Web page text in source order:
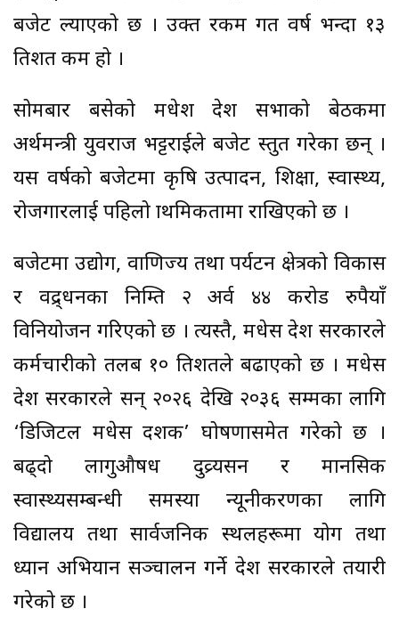
बजेट ल्याएको छ । उक्त रकम गत वर्ष भन्दा १३
प्रतिशत कम हो ।
सोमबार बसेको मधेश प्रदेश सभाको बेठकमा
अर्थमन्त्री युवराज भट्टराईले बजेट प्रस्तुत गरेका छन् ।
यस वर्षको बजेटमा कृषि उत्पादन, शिक्षा, स्वास्थ्य,
रोजगारलाई पहिलो प्राथमिकतामा राखिएको छ ।
बजेटमा उद्योग, वाणिज्य तथा पर्यटन क्षेत्रको विकास
र प्रवद्र्धनका निम्ति २ अर्व ४४ करोड रुपैयाँ
विनियोजन गरिएको छ । त्यस्तै, मधेस प्रदेश सरकारले
कर्मचारीको तलब १० प्रतिशतले बढाएको छ । मधेस
प्रदेश सरकारले सन् २०२६ देखि २०३६ सम्मका लागि
‘डिजिटल मधेस दशक’ घोषणासमेत गरेको छ ।
बढ्दो लागुऔषध दुव्र्यसन र मानसिक
स्वास्थ्यसम्बन्धी समस्या न्यूनीकरणका लागि
विद्यालय तथा सार्वजनिक स्थलहरूमा योग तथा
ध्यान अभियान सञ्चालन गर्ने प्रदेश सरकारले तयारी
गरेको छ ।